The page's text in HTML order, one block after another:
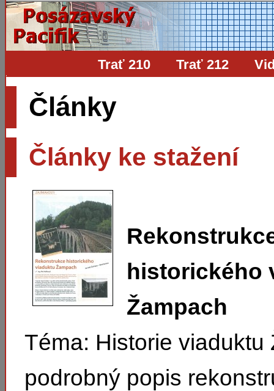
Trať 210 Trať 212
Články
Články ke stažení
historického
Žampach
Téma: Historie viaduktu
podrobný popis